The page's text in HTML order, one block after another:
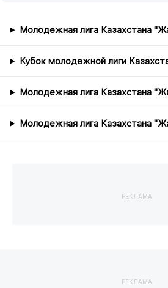
Молодежная лига Казахстана
Кубок молодежной лиги
Молодежная лига Казахстана
Молодежная лига Казахстана
РЕКЛАМА
РЕКЛАМА